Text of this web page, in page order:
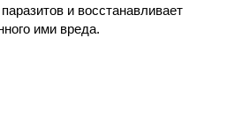
и восстанавливает
ими вреда.